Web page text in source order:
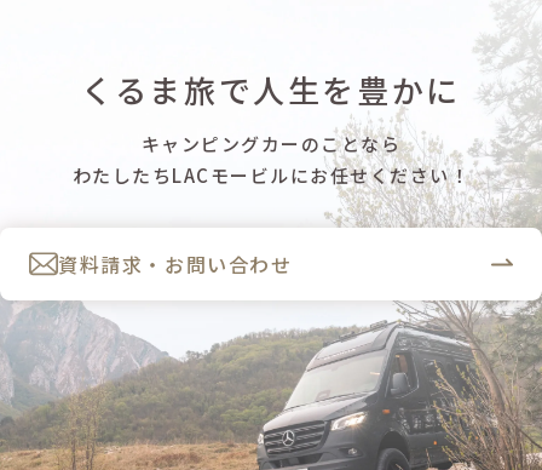
くるま旅で人生を豊かに
キャンピングカーのことなら
わたしたちLACモービルにお任せください！
資料請求・お問い合わせ